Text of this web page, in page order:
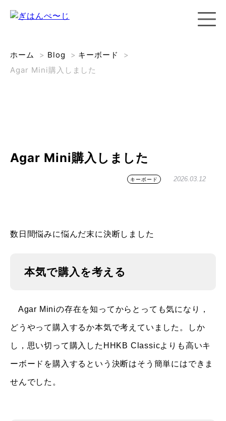
ホーム > Blog > キーボード
>
Agar Mini購入しました
Agar Mini購入しました
キーボード 2026.03.12
数日間悩みに悩んだ末に決断しました
本気で購入を考える
Agar Miniの存在を知ってからとっても気になり，
どうやって購入するか本気で考えていました。しか
し，思い切って購入したHHKB Classicよりも高いキ
ーボードを購入するという決断はそう簡単にはできま
せんでした。